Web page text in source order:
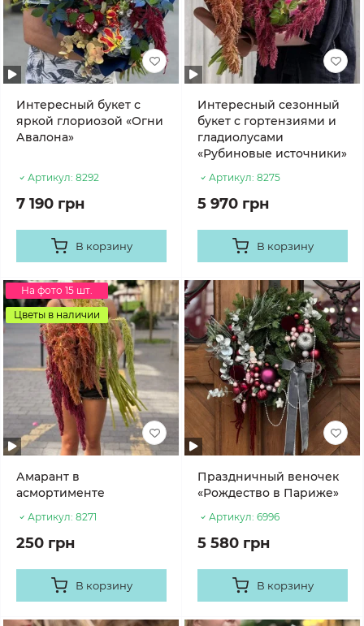
Интересный букет с
яркой глориозой «Огни
Авалона»
Артикул: 8292
7 190 грн
В корзину
Интересный сезонный
букет с гортензиями и
гладиолусами
«Рубиновые источники»
Артикул: 8275
5 970 грн
В корзину
На фото 15 шт.
Цветы в наличии
Амарант в
асмортименте
Артикул: 8271
250 грн
В корзину
Праздничный веночек
«Рождество в Париже»
Артикул: 6996
5 580 грн
В корзину